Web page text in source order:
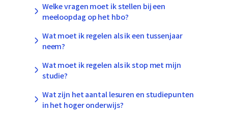
Welke vragen moet ik stellen bij een
meeloopdag op het hbo?
Wat moet ik regelen als ik een tussenjaar
neem?
Wat moet ik regelen als ik stop met mijn
studie?
Wat zijn het aantal lesuren en studiepunten
in het hoger onderwijs?